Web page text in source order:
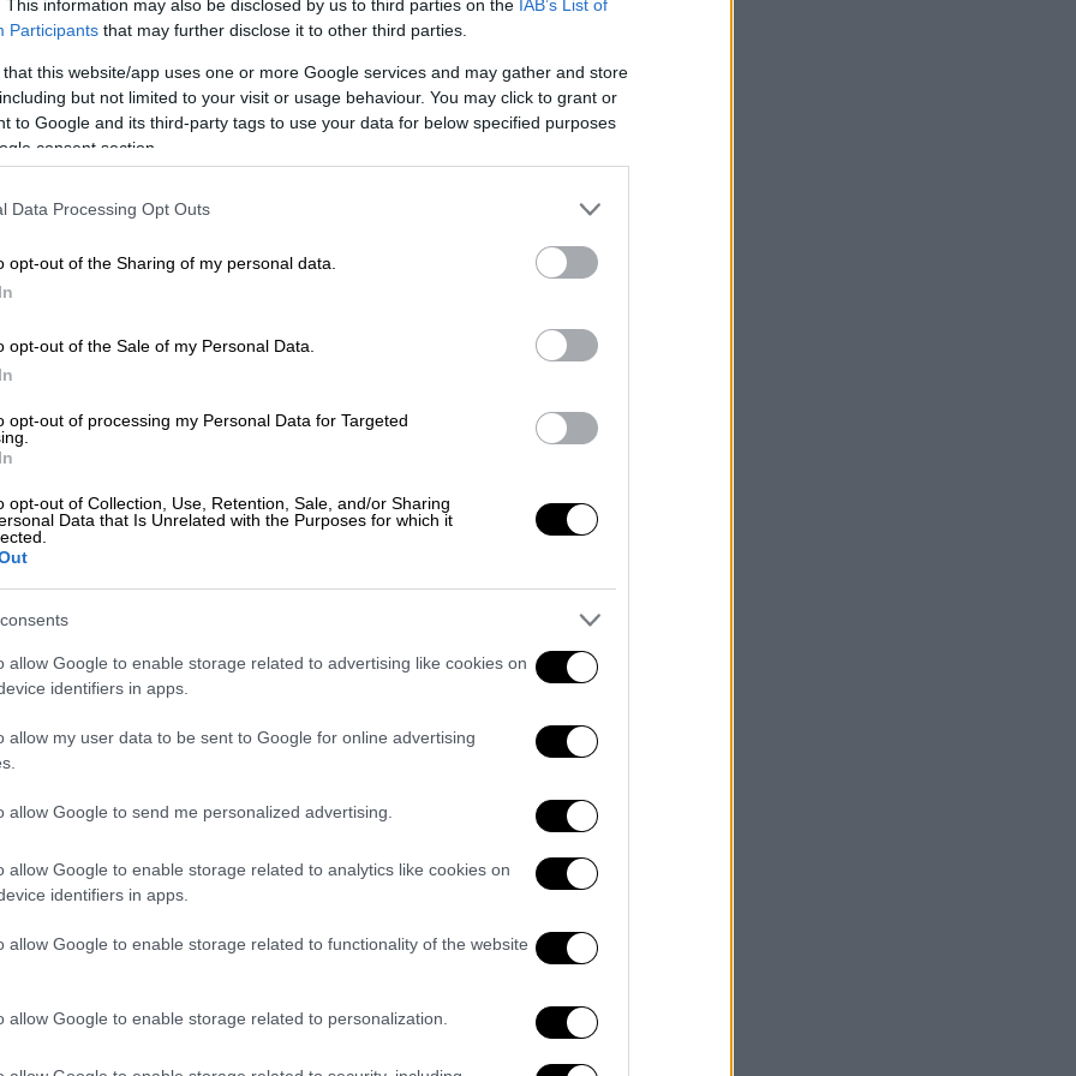
This information may also be disclosed by us to third parties on the IAB’s List of
Participants that may further disclose it to other third parties.
that this website/app uses one or more Google services and may gather and store
but not limited to your visit or usage behaviour. You may click to grant or
to Google and its third-party tags to use your data for below specified purposes
consent section.
Data Processing Opt Outs
opt-out of the Sharing of my personal data.
opt-out of the Sale of my Personal Data.
opt-out of processing my Personal Data for Targeted
opt-out of Collection, Use, Retention, Sale, and/or Sharing
Data that Is Unrelated with the Purposes for which it
allow Google to enable storage related to advertising like cookies on
identifiers in apps.
allow my user data to be sent to Google for online advertising
allow Google to send me personalized advertising.
allow Google to enable storage related to analytics like cookies on
identifiers in apps.
allow Google to enable storage related to functionality of the website
allow Google to enable storage related to personalization.
επανειλημμένα αξίζει ναδιερευνηθεί,
στην Καλιφόρνια.
το μήνυμα που κρύβεται είναι
ότι
αργείτε στο σχολείο ή στη
επειδή δεν είστε προετοιμασμένοι
μπορεί να μην έχουν νόημα,
για να μάθετε περισσότερα.
ονείρων περιλαμβάνουνκοινωνική
με τους άλλους
γύρω από το άγχος των
σχολείο εδώ και χρόνια.Αυτό μπορεί να
ή την
ζωή σας, μεαισθήματα απελπισίας,
όνειρο,ρωτήστε τον
μήνυμα
ανθρώπους του ονείρου; Ποιοι είναι οι
αυτά τα πράγματα; Ποια είναι τα πέντε
να το προκαλούν ή να σχετίζονται
στρες ή άγχοςείναι πιο πιθανό να